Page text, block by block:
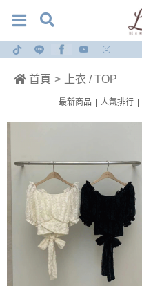
首頁 > 上衣 / TOP
最新商品 人氣排行